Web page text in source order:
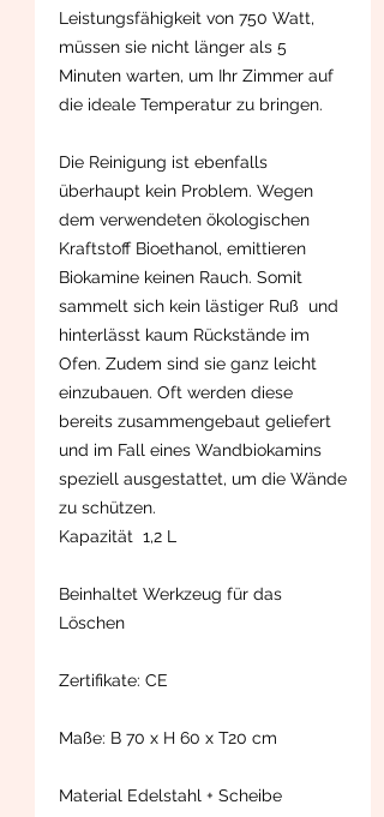
Leistungsfähigkeit von 750 Watt,
müssen sie nicht länger als 5
Minuten warten, um Ihr Zimmer auf
die ideale Temperatur zu bringen.
Die Reinigung ist ebenfalls
überhaupt kein Problem. Wegen
dem verwendeten ökologischen
Kraftstoff Bioethanol, emittieren
Biokamine keinen Rauch. Somit
sammelt sich kein lästiger Ruß und
hinterlässt kaum Rückstände im
Ofen. Zudem sind sie ganz leicht
einzubauen. Oft werden diese
bereits zusammengebaut geliefert
und im Fall eines Wandbiokamins
speziell ausgestattet, um die Wände
zu schützen.
Kapazität 1,2 L
Beinhaltet Werkzeug für das
Löschen
Zertifikate: CE
Maße: B 70 x H 60 x T20 cm
Material Edelstahl + Scheibe